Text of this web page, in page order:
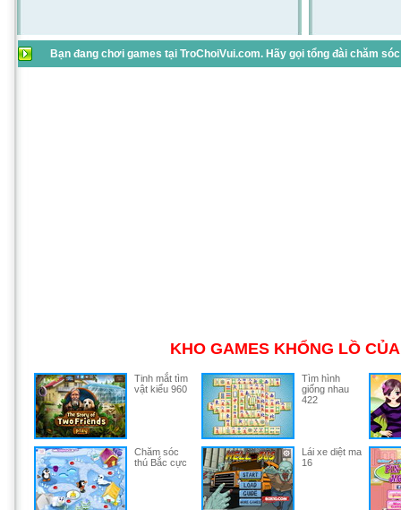
Bạn đang chơi games tại TroChoiVui.com. Hãy gọi tổng đài chăm
KHO GAMES KHỔNG LỒ
Tinh mắt tìm
vật kiểu 960
Tìm hình
giống nhau
422
Chăm sóc
thú Bắc cực
Lái xe diệt ma
16